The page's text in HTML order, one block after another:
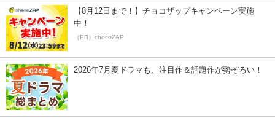
【8月12日まで！】チョコザップキャンペーン実施
中！
（PR）chocoZAP
2026年7月夏ドラマも、注目作＆話題作が勢ぞろい！